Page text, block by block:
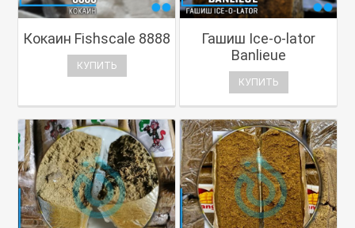
Кокаин Fishscale 8888
КУПИТЬ
Гашиш Ice-o-lator
Banlieue
КУПИТЬ